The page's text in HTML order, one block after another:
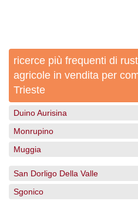
ricerce più frequenti di
agricole in vendita per
Trieste
Duino Aurisina
Monrupino
Muggia
San Dorligo Della Valle
Sgonico